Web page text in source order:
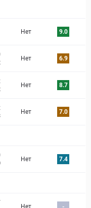
Нет 9.0
Нет 6.9
Нет 8.7
Нет 7.0
Нет 7.4
Нет -